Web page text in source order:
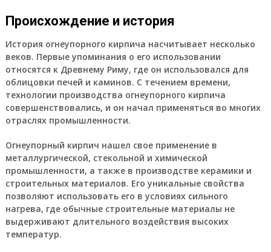
Происхождение и история
История огнеупорного кирпича насчитывает несколько
веков. Первые упоминания о его использовании
относятся к Древнему Риму, где он использовался для
облицовки печей и каминов. С течением времени,
технологии производства огнеупорного кирпича
совершенствовались, и он начал применяться во многих
отраслях промышленности.
Огнеупорный кирпич нашел свое применение в
металлургической, стекольной и химической
промышленности, а также в производстве керамики и
строительных материалов. Его уникальные свойства
позволяют использовать его в условиях сильного
нагрева, где обычные строительные материалы не
выдерживают длительного воздействия высоких
температур.